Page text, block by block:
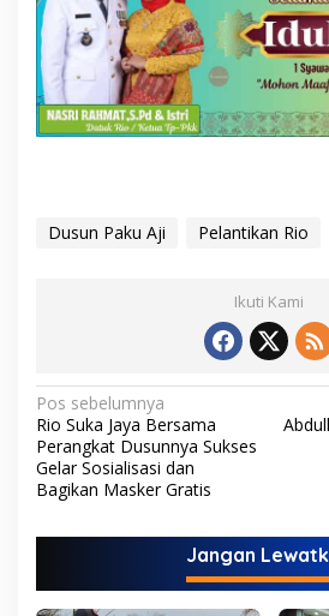
Dusun Paku Aji Pelantikan Rio
Ikuti Kami
N
a
v
i
g
Pos sebelumnya
Rio Suka Jaya Bersama
Perangkat Dusunnya Sukses
Gelar Sosialisasi dan
Bagikan Masker Gratis
Jangan